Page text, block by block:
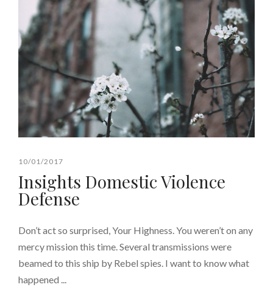
10/01/2017
Insights Domestic Violence
Defense
Don’t act so surprised, Your Highness. You weren’t on any
mercy mission this time. Several transmissions were
beamed to this ship by Rebel spies. I want to know what
happened ...